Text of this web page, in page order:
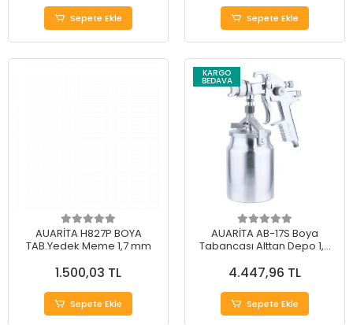
Sepete Ekle Sepete Ekle
AUARİTA H827P BOYA
TAB.Yedek Meme 1,7 mm
1.500,03 TL
Sepete Ekle
KARGO
BEDAVA
AUARİTA AB-17S Boya
Tabancası Alttan Depo 1,4
4.447,96 TL
Sepete Ekle